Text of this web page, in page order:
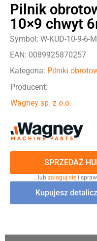
Pilnik
10×9 chwyt
Symbol: W-KUD-10-9-6-M
EAN: 0089925870257
Kategoria: Pilniki
Producent:
Wagney sp. z o.o.
SPRZEDAŻ
…lub zaloguj się i
Kupujesz